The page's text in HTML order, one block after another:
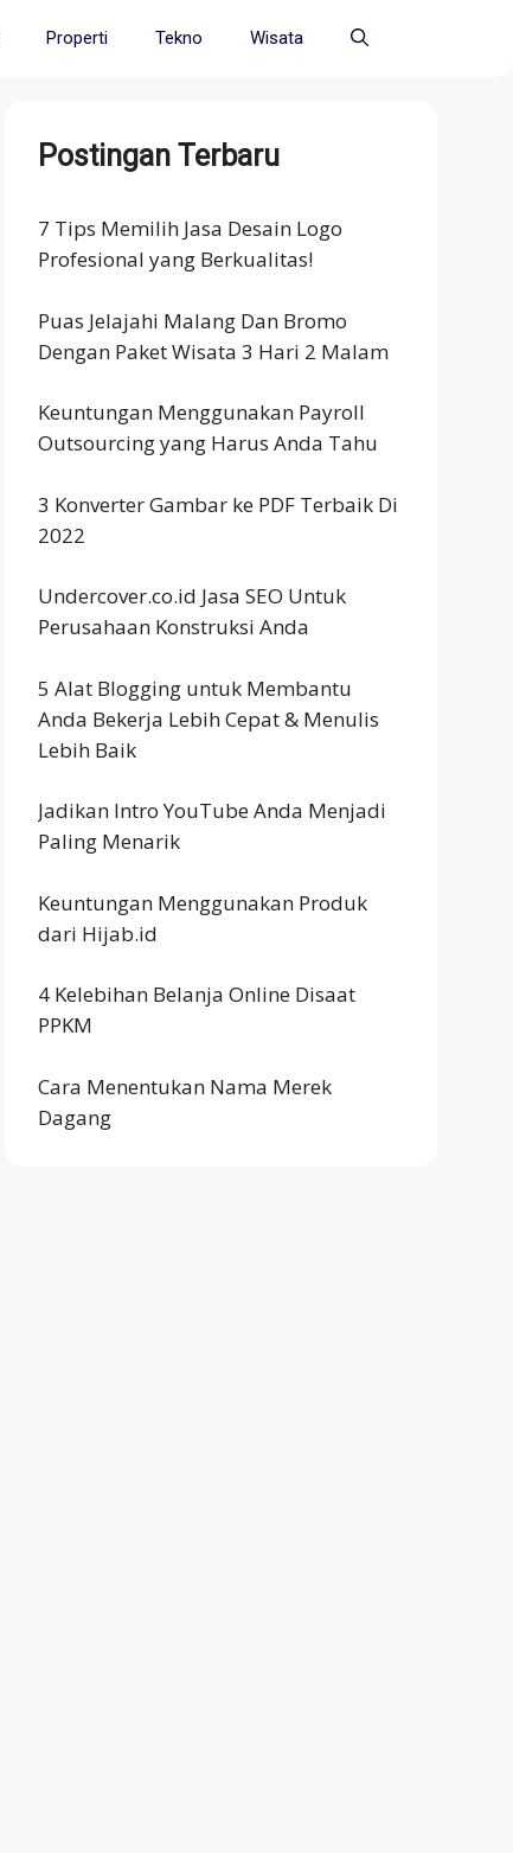
Properti Tekno Wisata
Postingan Terbaru
7 Tips Memilih Jasa Desain Logo
Profesional yang Berkualitas!
Puas Jelajahi Malang Dan Bromo
Dengan Paket Wisata 3 Hari 2 Malam
Keuntungan Menggunakan Payroll
Outsourcing yang Harus Anda Tahu
3 Konverter Gambar ke PDF Terbaik Di
2022
Undercover.co.id Jasa SEO Untuk
Perusahaan Konstruksi Anda
5 Alat Blogging untuk Membantu
Anda Bekerja Lebih Cepat & Menulis
Lebih Baik
Jadikan Intro YouTube Anda Menjadi
Paling Menarik
Keuntungan Menggunakan Produk
dari Hijab.id
4 Kelebihan Belanja Online Disaat
PPKM
Cara Menentukan Nama Merek
Dagang